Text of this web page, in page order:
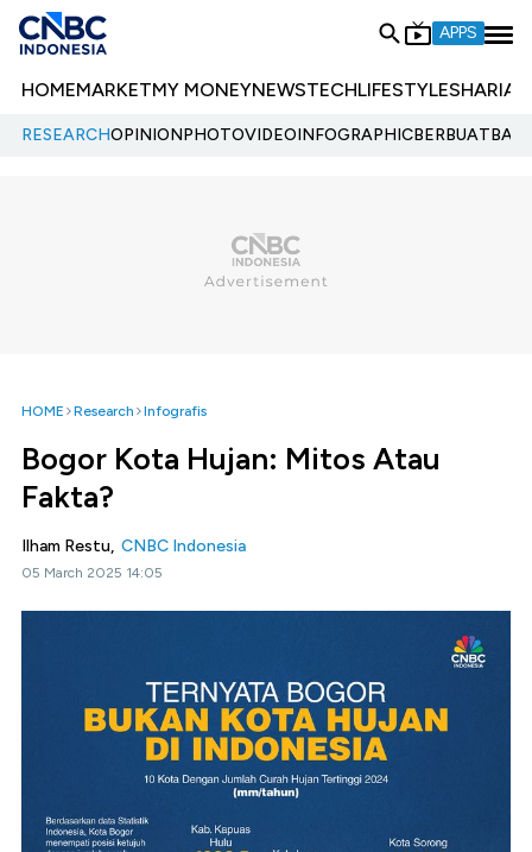
APPS
HOMEMARKETMY MONEYNEWSTECHLIFESTYLESHARIA
RESEARCHOPINIONPHOTOVIDEOINFOGRAPHIC
HOME Research Infografis
Bogor Kota Hujan: Mitos Atau
Fakta?
Ilham Restu, CNBC Indonesia
05 March 2025 14:05